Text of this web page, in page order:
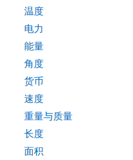
温度
电力
能量
角度
货币
速度
重量与质量
长度
面积